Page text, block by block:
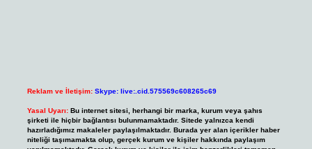
Reklam ve İletişim: Skype: live:.cid.575569c608265c69
Yasal Uyarı: Bu internet sitesi, herhangi bir marka, kurum veya şahıs
şirketi ile hiçbir bağlantısı bulunmamaktadır. Sitede yalnızca kendi
hazırladığımız makaleler paylaşılmaktadır. Burada yer alan içerikler haber
niteliği taşımamakta olup, gerçek kurum ve kişiler hakkında paylaşım